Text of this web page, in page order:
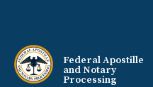
Federal Apostille
and Notary
Processing